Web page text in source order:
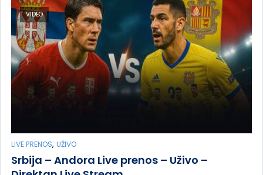
VIDEO
LIVE PRENOS, UŽIVO
Srbija – Andora Live prenos – Uživo –